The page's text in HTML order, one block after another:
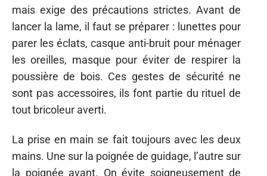
mais exige des précautions strictes. Avant de
lancer la lame, il faut se préparer : lunettes pour
parer les éclats, casque anti-bruit pour ménager
les oreilles, masque pour éviter de respirer la
poussière de bois. Ces gestes de sécurité ne
sont pas accessoires, ils font partie du rituel de
tout bricoleur averti.
La prise en main se fait toujours avec les deux
mains. Une sur la poignée de guidage, l’autre sur
la poignée avant. On évite soigneusement de